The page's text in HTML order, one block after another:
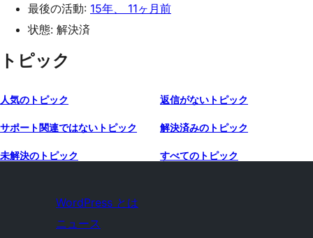
最後の活動: 15年、 11ヶ月前
状態: 解決済
トピック
人気のトピック 返信がないトピック
サポート関連ではないトピック 解決済みのトピック
未解決のトピック すべてのトピック
WordPress とは
ニュース